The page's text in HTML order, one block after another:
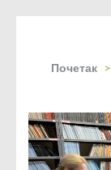
Почетак >